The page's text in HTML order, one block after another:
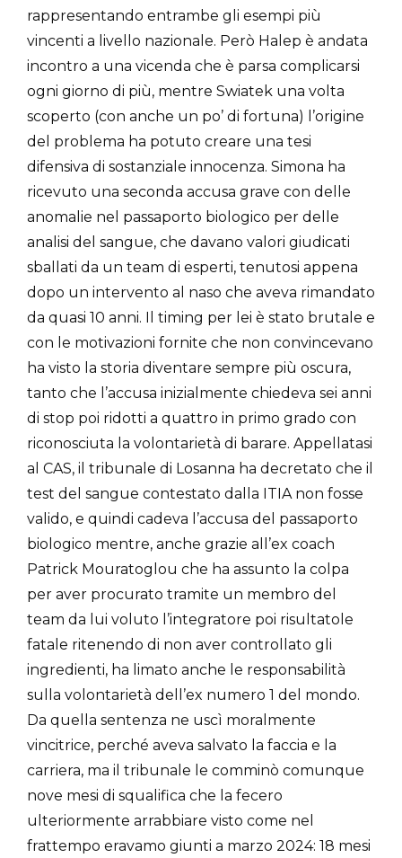
rappresentando entrambe gli esempi più
vincenti a livello nazionale. Però Halep è andata
incontro a una vicenda che è parsa complicarsi
ogni giorno di più, mentre Swiatek una volta
scoperto (con anche un po’ di fortuna) l’origine
del problema ha potuto creare una tesi
difensiva di sostanziale innocenza. Simona ha
ricevuto una seconda accusa grave con delle
anomalie nel passaporto biologico per delle
analisi del sangue, che davano valori giudicati
sballati da un team di esperti, tenutosi appena
dopo un intervento al naso che aveva rimandato
da quasi 10 anni. Il timing per lei è stato brutale e
con le motivazioni fornite che non convincevano
ha visto la storia diventare sempre più oscura,
tanto che l’accusa inizialmente chiedeva sei anni
di stop poi ridotti a quattro in primo grado con
riconosciuta la volontarietà di barare. Appellatasi
al CAS, il tribunale di Losanna ha decretato che il
test del sangue contestato dalla ITIA non fosse
valido, e quindi cadeva l’accusa del passaporto
biologico mentre, anche grazie all’ex coach
Patrick Mouratoglou che ha assunto la colpa
per aver procurato tramite un membro del
team da lui voluto l’integratore poi risultatole
fatale ritenendo di non aver controllato gli
ingredienti, ha limato anche le responsabilità
sulla volontarietà dell’ex numero 1 del mondo.
Da quella sentenza ne uscì moralmente
vincitrice, perché aveva salvato la faccia e la
carriera, ma il tribunale le comminò comunque
nove mesi di squalifica che la fecero
ulteriormente arrabbiare visto come nel
frattempo eravamo giunti a marzo 2024: 18 mesi